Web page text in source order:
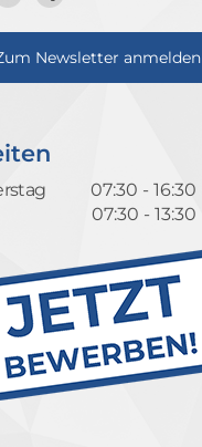
Zum
LinkedIn-
Profil
Zum
Xing-
Profil
Newsletter anmelden
07:30 - 16:30
07:30 - 13:30